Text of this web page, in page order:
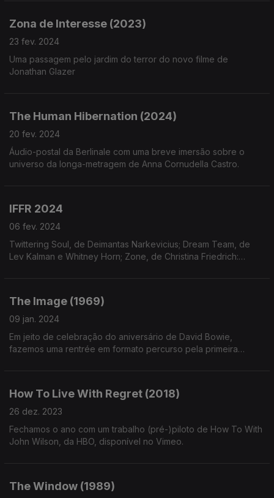
Zona de Interesse (2023)
23 fev. 2024
Uma passagem pelo jardim do terror do novo filme de
Jonathan Glazer
The Human Hibernation (2024)
20 fev. 2024
Áudio-postal da Berlinale com uma breve imersão sobre o
universo da longa-metragem de Anna Cornudella Castro.
IFFR 2024
06 fev. 2024
Twittering Soul, de Deimantas Narkevicius; Dream Team, de
Lev Kalman e Whitney Horn; Zone, de Christina Friedrich:
The Image (1969)
09 jan. 2024
Em jeito de celebração do aniversário de David Bowie,
fazemos uma rentrée em formato percurso pela primeira
How To Live With Regret (2018)
26 dez. 2023
Fechamos o ano com um trabalho (pré-)piloto de How To With
John Wilson, da HBO, disponível no Vimeo.
The Window (1989)